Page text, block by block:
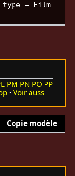
type = Film
PM PN PO PP
Voir aussi
Copie modèle